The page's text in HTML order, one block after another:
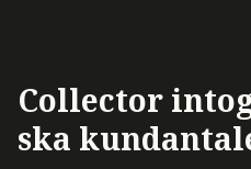
Collector
ska